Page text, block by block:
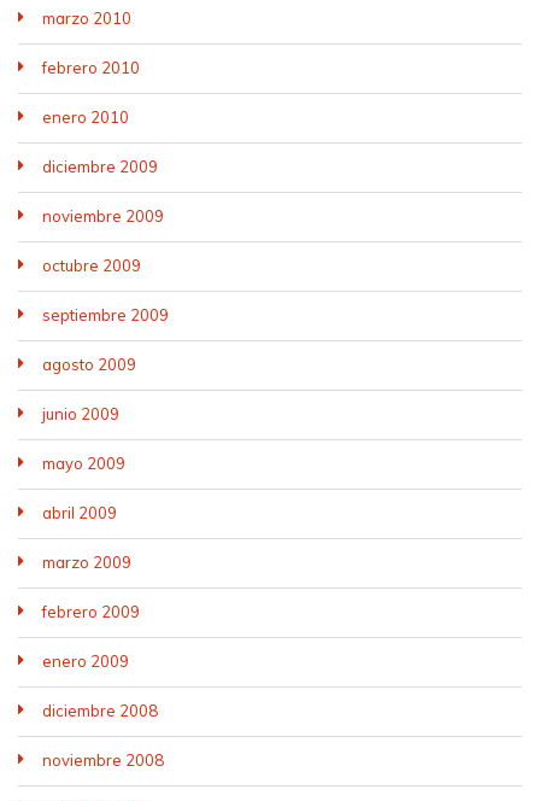
marzo 2010
febrero 2010
enero 2010
diciembre 2009
noviembre 2009
octubre 2009
septiembre 2009
agosto 2009
junio 2009
mayo 2009
abril 2009
marzo 2009
febrero 2009
enero 2009
diciembre 2008
noviembre 2008